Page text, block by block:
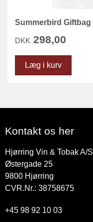
Summerbird Giftbag
DKK 298,00
Læg i kurv
Kontakt os her
Hjørring Vin & Tobak A/S
Østergade 25
9800 Hjørring
CVR.Nr.: 38758675
+45 98 92 10 03